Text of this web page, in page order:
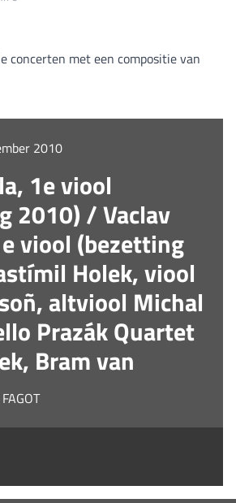
concerten met een compositie van
2010
1e viool
2010) / Vaclav
viool (bezetting
Holek, viool
altviool Michal
Prazák Quartet
Bram van